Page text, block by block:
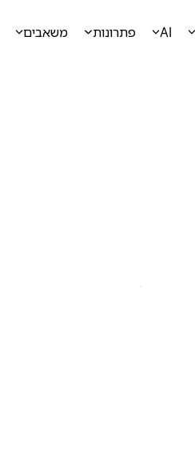
AI פתרונות משאבים